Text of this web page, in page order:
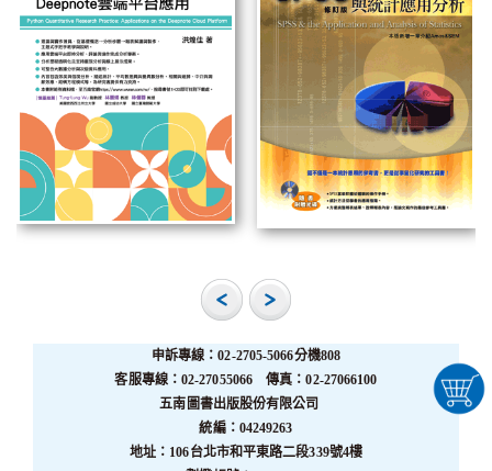
申訴專線：02-2705-5066分機808
客服專線：02-27055066 傳真：02-27066100
五南圖書出版股份有限公司
統編：04249263
地址：106台北市和平東路二段339號4樓